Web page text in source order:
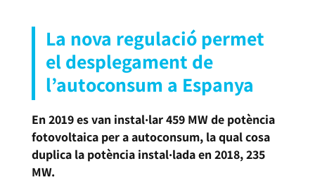
La nova regulació permet
el desplegament de
l’autoconsum a Espanya
En 2019 es van instal·lar 459 MW de potència
fotovoltaica per a autoconsum, la qual cosa
duplica la potència instal·lada en 2018, 235
MW.